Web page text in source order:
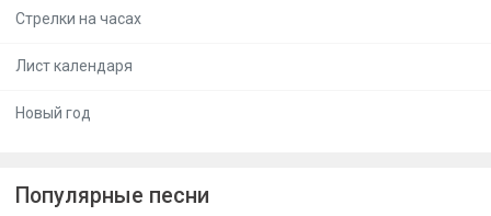
Стрелки на часах
Лист календаря
Новый год
Популярные песни